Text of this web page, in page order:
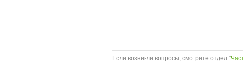
Если возникли вопросы, смотрите отдел "